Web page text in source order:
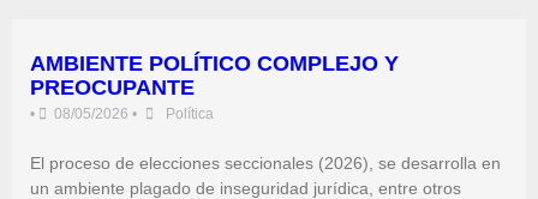
AMBIENTE POLÍTICO COMPLEJO Y
PREOCUPANTE
• 08/05/2026 • Política
El proceso de elecciones seccionales (2026), se desarrolla en
un ambiente plagado de inseguridad jurídica, entre otros